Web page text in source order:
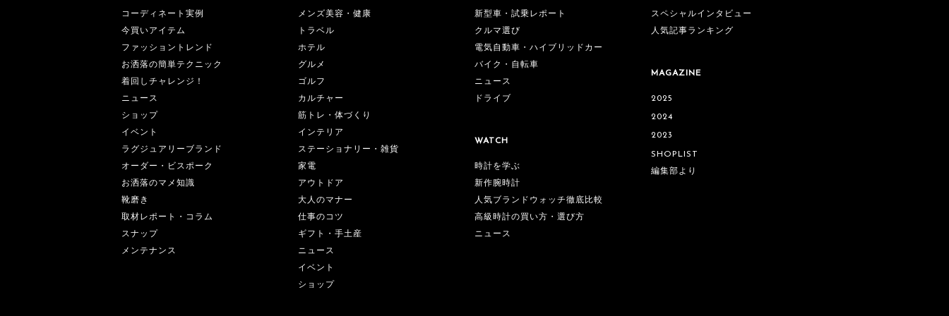
コーディネート実例
今買いアイテム
ファッショントレンド
お洒落の簡単テクニック
着回しチャレンジ！
ニュース
ショップ
イベント
ラグジュアリーブランド
オーダー・ビスポーク
お洒落のマメ知識
靴磨き
取材レポート・コラム
スナップ
メンテナンス
メンズ美容・健康
トラベル
ホテル
グルメ
ゴルフ
カルチャー
筋トレ・体づくり
インテリア
ステーショナリー・雑貨
家電
アウトドア
大人のマナー
仕事のコツ
ギフト・手土産
ニュース
イベント
ショップ
新型車・試乗レポート
クルマ選び
電気自動車・ハイブリッドカー
バイク・自転車
ニュース
ドライブ
WATCH
時計を学ぶ
新作腕時計
人気ブランドウォッチ徹底比較
高級時計の買い方・選び方
ニュース
スペシャルインタビュー
人気記事ランキング
MAGAZINE
2025
2024
2023
SHOPLIST
編集部より